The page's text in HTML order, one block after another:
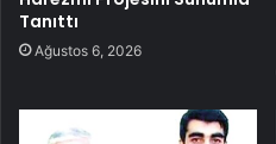
Tanıttı
Ağustos 6, 2026